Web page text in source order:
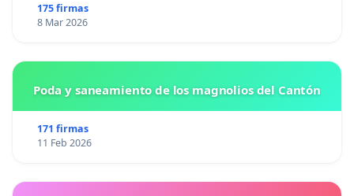
175 firmas
8 Mar 2026
Poda y saneamiento de los magnolios del Cantón
171 firmas
11 Feb 2026